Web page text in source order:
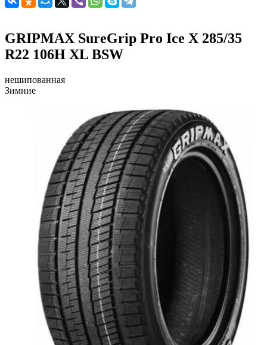
GRIPMAX SureGrip Pro Ice X 285/35
R22 106H XL BSW
нешипованная
Зимние